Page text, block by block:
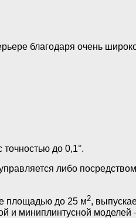
благодаря очень
до 0,1°.
либо
площадью до 25 м2,
и миниплинтусной моделей